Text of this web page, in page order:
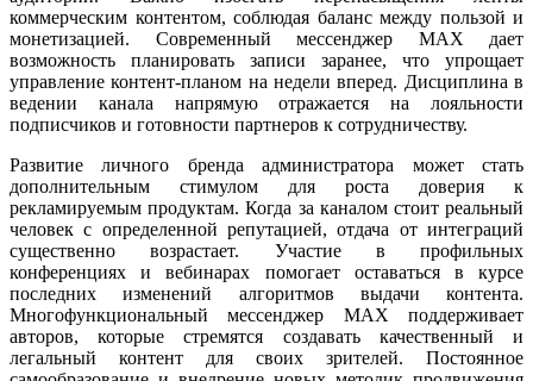
коммерческим контентом, соблюдая баланс между пользой и
монетизацией. Современный мессенджер MAX дает
возможность планировать записи заранее, что упрощает
управление контент-планом на недели вперед. Дисциплина в
ведении канала напрямую отражается на лояльности
подписчиков и готовности партнеров к сотрудничеству.
Развитие личного бренда администратора может стать
дополнительным стимулом для роста доверия к
рекламируемым продуктам. Когда за каналом стоит реальный
человек с определенной репутацией, отдача от интеграций
существенно возрастает. Участие в профильных
конференциях и вебинарах помогает оставаться в курсе
последних изменений алгоритмов выдачи контента.
Многофункциональный мессенджер MAX поддерживает
авторов, которые стремятся создавать качественный и
легальный контент для своих зрителей. Постоянное